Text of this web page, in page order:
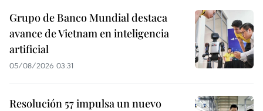
Grupo de Banco Mundial destaca
avance de Vietnam en inteligencia
artificial
05/08/2026 03:31
Resolución 57 impulsa un nuevo